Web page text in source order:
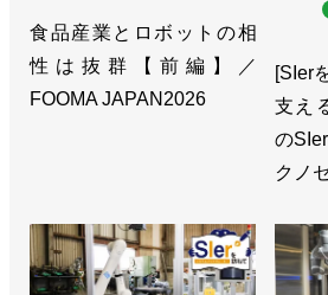
食品産業とロボットの相
性は抜群【前編】／
FOOMA JAPAN2026
[SIer
支え
の
クノ